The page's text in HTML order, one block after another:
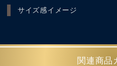
サイズ感イメージ
関連商品